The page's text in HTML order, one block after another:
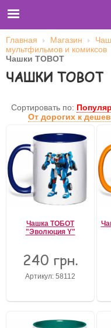
Главная
Футболки
Свитшоты
Лонгсливы
Бейсболки
Оплата и доставка
О нас
Сотрудничество
Имя пользователя (логин)
Регистрация
Главная Магазин
мультфильмов и комиксов
Чашки TOBOT
ЧАШКИ TOBOT
Сортировать по:
От дорогих к
Чашка ТОБОТ
"Эволюция Y"
240 грн.
Артикул: 58112